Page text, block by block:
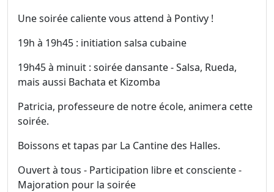
Une soirée caliente vous attend à Pontivy !
19h à 19h45 : initiation salsa cubaine
19h45 à minuit : soirée dansante - Salsa, Rueda,
mais aussi Bachata et Kizomba
Patricia, professeure de notre école, animera cette
soirée.
Boissons et tapas par La Cantine des Halles.
Ouvert à tous - Participation libre et consciente -
Majoration pour la soirée